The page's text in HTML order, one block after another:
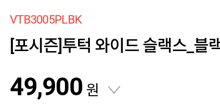
VTB3005PLBK
[포시즌]투턱 와이드 슬랙스_블
49,900 원